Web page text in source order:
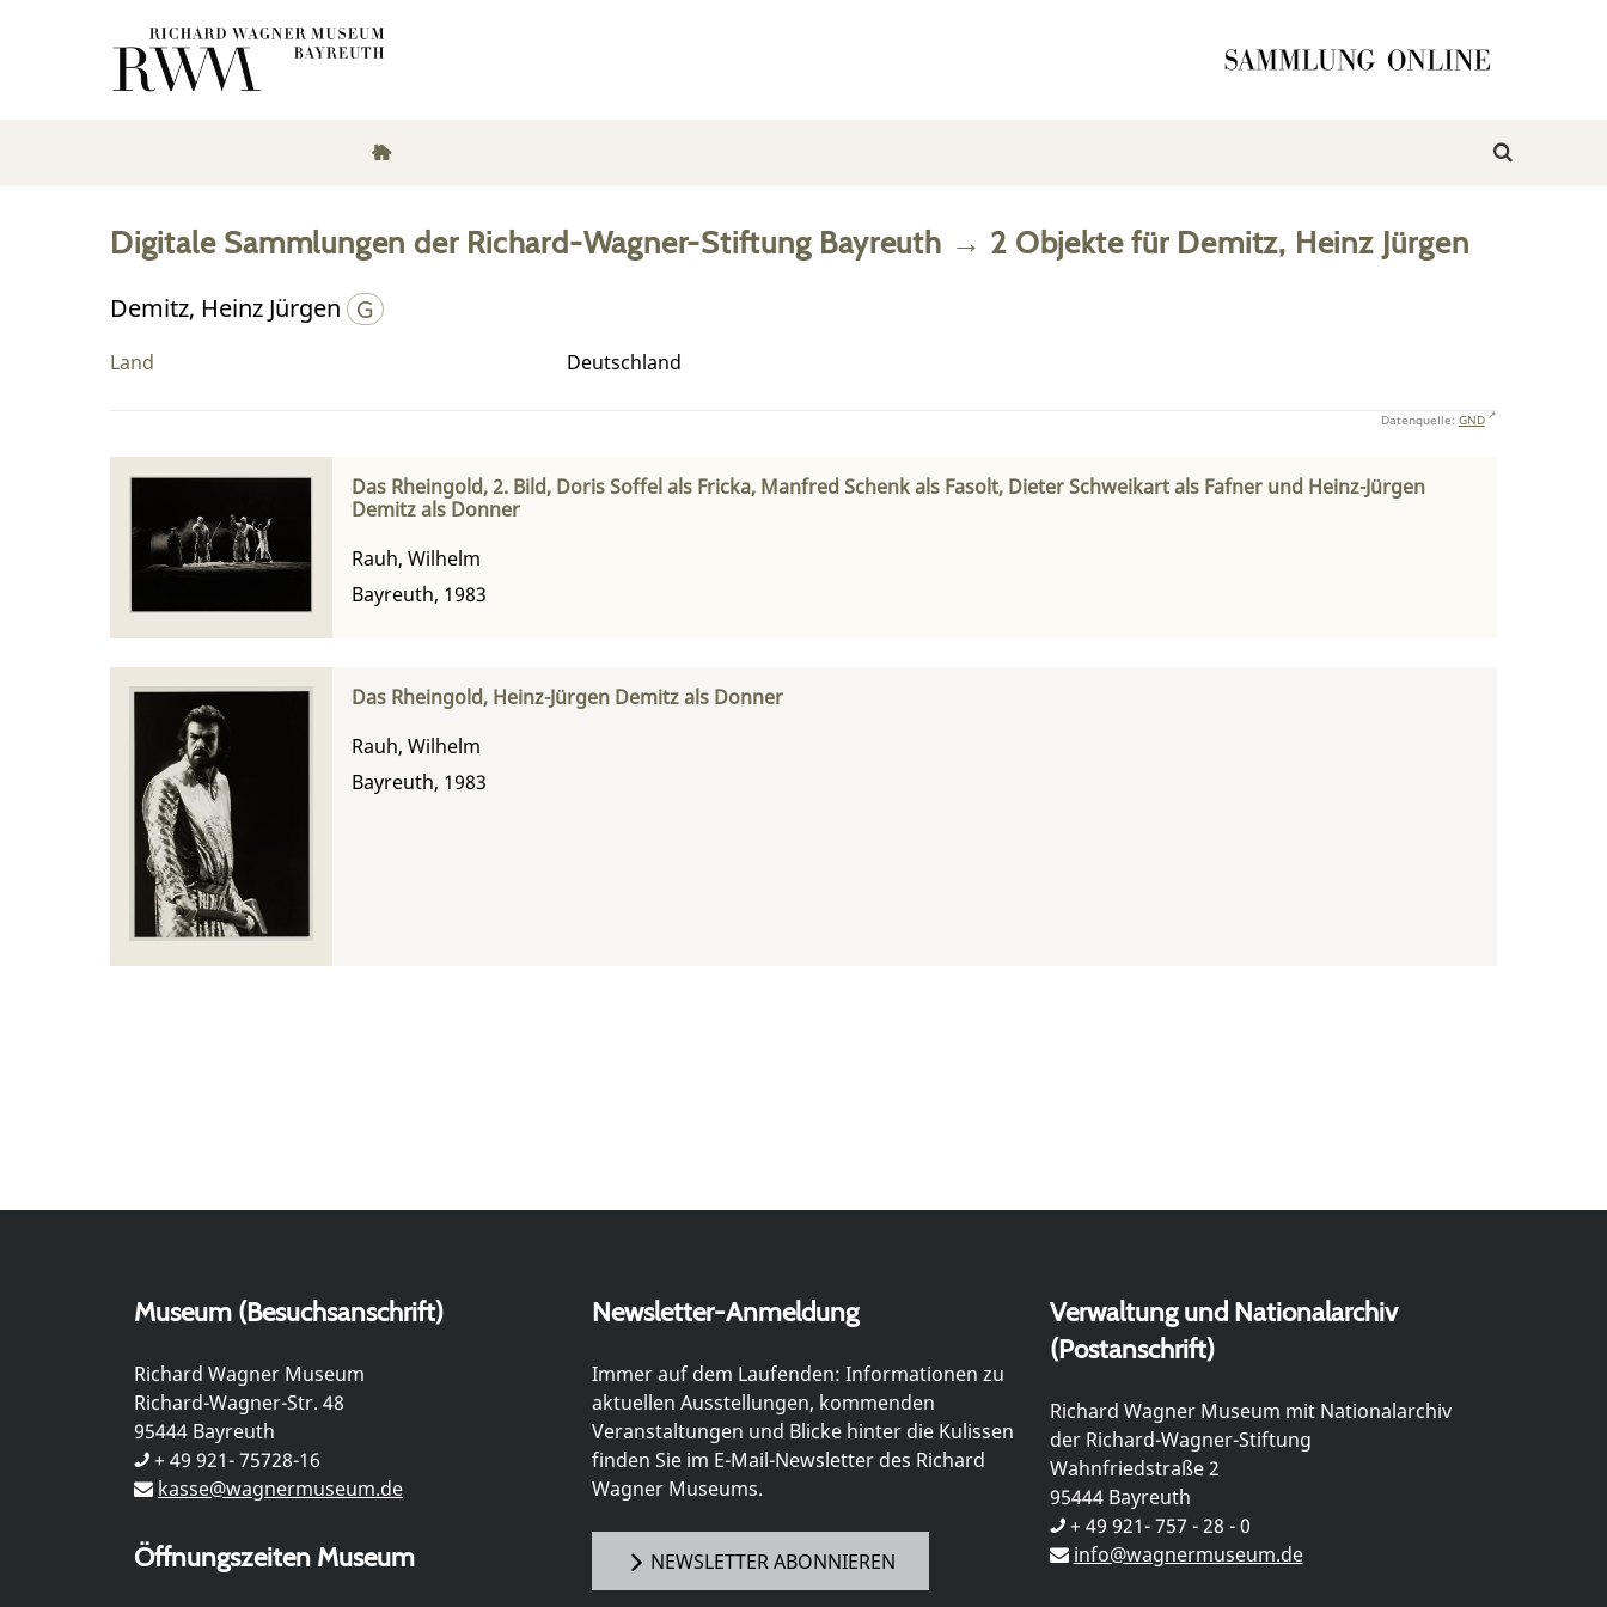
Digitale Sammlungen der Richard-Wagner-Stiftung Bayreuth → 2 Objektefür Demitz, Heinz Jürgen
Demitz, Heinz Jürgen
Land Deutschland
Datenquelle: GND
Das Rheingold, 2. Bild, Doris Soffel als Fricka, Manfred Schenk als Fasolt, Dieter Schweikart als Fafner und Heinz-Jürgen
Demitz als Donner
Rauh, Wilhelm
Bayreuth, 1983
Das Rheingold, Heinz-Jürgen Demitz als Donner
Rauh, Wilhelm
Bayreuth, 1983
Museum (Besuchsanschrift)
Richard Wagner Museum
Richard-Wagner-Str. 48
95444 Bayreuth
+ 49 921- 75728-16
kasse@wagnermuseum.de
Öffnungszeiten Museum
Newsletter-Anmeldung
Immer auf dem Laufenden: Informationen zu
aktuellen Ausstellungen, kommenden
Veranstaltungen und Blicke hinter die Kulissen
finden Sie im E-Mail-Newsletter des Richard
Wagner Museums.
NEWSLETTER ABONNIEREN
Verwaltung und Nationalarchiv
(Postanschrift)
Richard Wagner Museum mit Nationalarchiv
der Richard-Wagner-Stiftung
Wahnfriedstraße 2
95444 Bayreuth
+ 49 921- 757 - 28 - 0
info@wagnermuseum.de